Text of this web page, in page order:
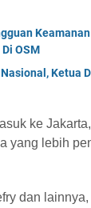
OSM
Ketua
ke
yang lebih
dan